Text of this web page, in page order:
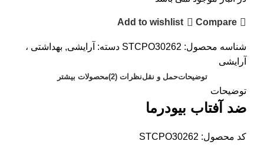
Compare
Add to wishlist
شناسه محصول: STCPO30262 دسته: آرایشی, بهداشتی ،
آرایشی
توضیحاتحمل و نقلنظرات (2) محصولات بیشتر
توضیحات
ضد آفتاب بیودرما
کد محصول: STCPO30262